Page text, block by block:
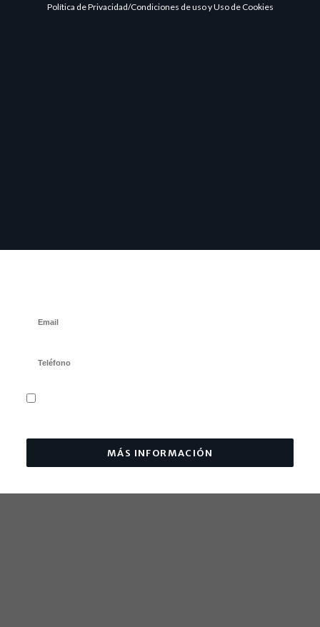
Política de Privacidad/Condiciones de uso y Uso de Cookies
MÁS INFORMACIÓN